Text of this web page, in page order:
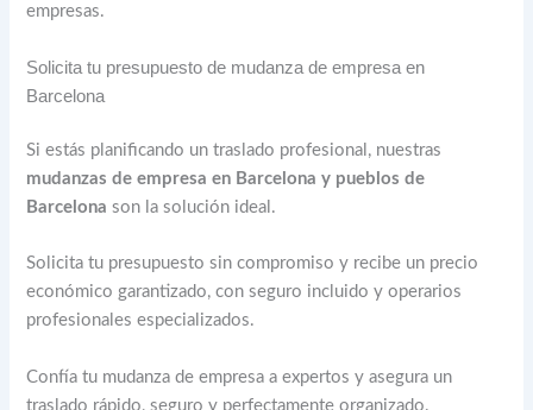
empresas.
Solicita tu presupuesto de mudanza de empresa en
Barcelona
Si estás planificando un traslado profesional, nuestras
mudanzas de empresa en Barcelona y pueblos de
Barcelona son la solución ideal.
Solicita tu presupuesto sin compromiso y recibe un precio
económico garantizado, con seguro incluido y operarios
profesionales especializados.
Confía tu mudanza de empresa a expertos y asegura un
traslado rápido, seguro y perfectamente organizado.